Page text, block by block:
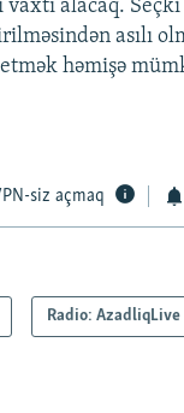
alacaq.
asılı
həmişə
siz açmaq
Radio: AzadliqLive